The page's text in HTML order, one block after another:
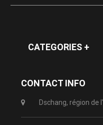
CATEGORIES +
CONTACT INFO
Dschang, région de